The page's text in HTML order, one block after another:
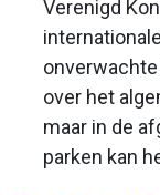
Verenigd
over het
maar in de
parken kan